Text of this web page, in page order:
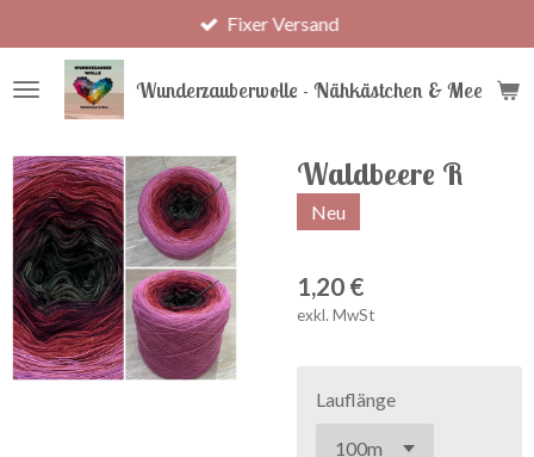
Hauptinhalt
springen
Wunderzauberwolle - Nähkästchen & Meer
Fixer Versand
Waldbeere R
Neu
1,20 €
exkl. MwSt
Lauflänge